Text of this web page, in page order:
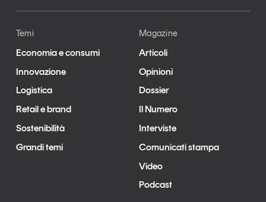
Temi
Economia e consumi
Innovazione
Logistica
Retail e brand
Sostenibilità
Grandi temi
Magazine
Articoli
Opinioni
Dossier
Il Numero
Interviste
Comunicati stampa
Video
Podcast